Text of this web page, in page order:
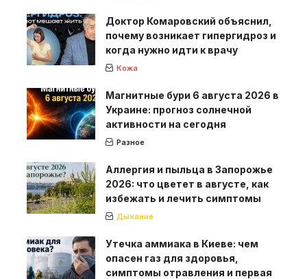
Доктор Комаровский объяснил,
почему возникает гипергидроз и
когда нужно идти к врачу
Кожа
Магнитные бури 6 августа 2026 в
Украине: прогноз солнечной
активности на сегодня
Разное
Аллергия и пыльца в Запорожье
2026: что цветет в августе, как
избежать и лечить симптомы
Дыхание
Утечка аммиака в Киеве: чем
опасен газ для здоровья,
симптомы отравления и первая